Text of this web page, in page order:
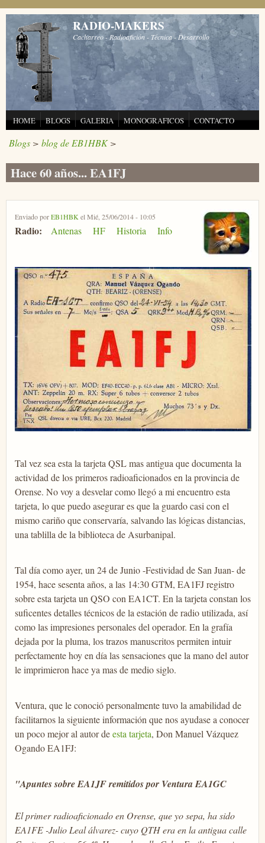
Pasar al contenido principal
RADIO-MAKERS
Cacharreo - Radioafición - Técnica - Desarrollo
HOME BLOGS GALERIA MONOGRAFICOS CONTACTO
Blogs > blog de EB1HBK>
Hace 60 años... EA1FJ
Enviado porEB1HBK el Mié, 25/06/2014 - 10:05
Radio: Antenas HF Historia Info
Tal vez sea esta la tarjeta QSL mas antigua que documenta la
actividad de los primeros radioaficionados en la provincia de
Orense. No voy a desvelar como llegó a mi encuentro esta
tarjeta, lo que puedo asegurar es que la guardo casi con el
mismo cariño que conservaría, salvando las lógicas distancias,
una tablilla de la biblioteca de Asurbanipal.
Tal día como ayer, un 24 de Junio -Festividad de San Juan- de
1954, hace sesenta años, a las 14:30 GTM, EA1FJ registro
sobre esta tarjeta un QSO con EA1CT. En la tarjeta constan los
suficentes detalles técnicos de la estación de radio utilizada, así
como las impresiones personales del operador. En la grafía
dejada por la pluma, los trazos manuscritos permiten intuir
perfectamente hoy en día las sensaciones que la mano del autor
le imprimieron hace ya mas de medio siglo.
Ventura, que le conoció personalmente tuvo la amabilidad de
facilitarnos la siguiente información que nos ayudase a conocer
un poco mejor al autor deesta tarjeta, Don Manuel Vázquez
Ogando EA1FJ:
"Apuntes sobre EA1JF remitidos por Ventura EA1GC
El primer radioaficionado en Orense, que yo sepa, ha sido
EA1FE -Julio Leal álvarez- cuyo QTH era en la antigua calle